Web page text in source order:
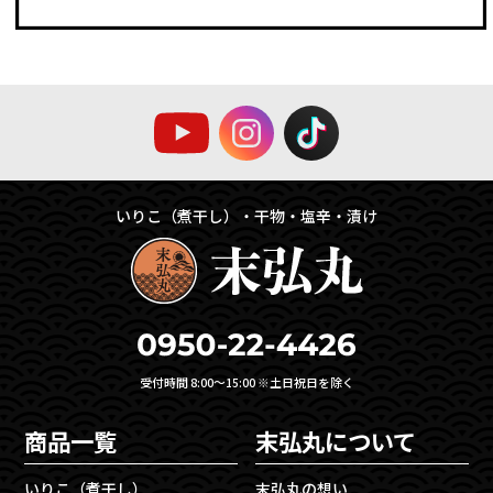
いりこ（煮干し）・干物・塩辛・漬け
受付時間 8:00〜15:00 ※土日祝日を除く
商品一覧 末弘丸について